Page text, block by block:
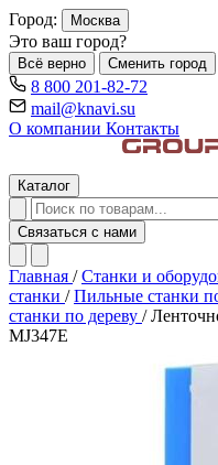
Город: Москва
Это ваш город?
Всё верно Сменить город
8 800 201-82-72
mail@knavi.su
О компании Контакты
Каталог
Связаться с нами
Главная / Станки и
станки / Пильные станки
станки по дереву /
MJ347E